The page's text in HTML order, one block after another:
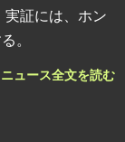
実証には、ホン
。
ュース全文を読む